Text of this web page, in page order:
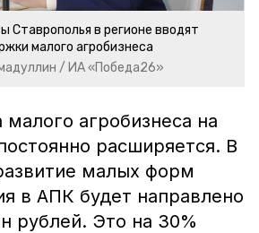
Ставрополья в регионе вводят
малого агробизнеса
/ ИА «Победа26»
агробизнеса на
расширяется. В
малых форм
в АПК будет направлено
рублей. Это на 30%